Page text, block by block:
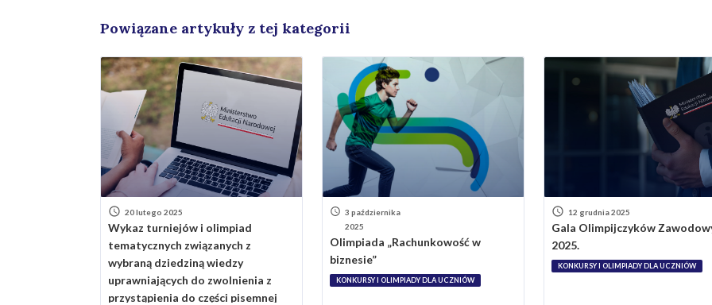
Powiązane artykuły z tej kategorii
20 lutego 2025
Wykaz turniejów i olimpiad
tematycznych związanych z
wybraną dziedziną wiedzy
uprawniających do zwolnienia z
przystąpienia do części pisemnej
3 października
2025
Olimpiada „Rachunkowość w
biznesie”
KONKURSY I OLIMPIADY DLA UCZNIÓW
12 grudnia 2025
Gala Olimpijczyków
2025.
KONKURSY I OLIMPIADY DLA UCZNIÓW